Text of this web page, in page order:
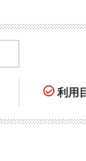
利用